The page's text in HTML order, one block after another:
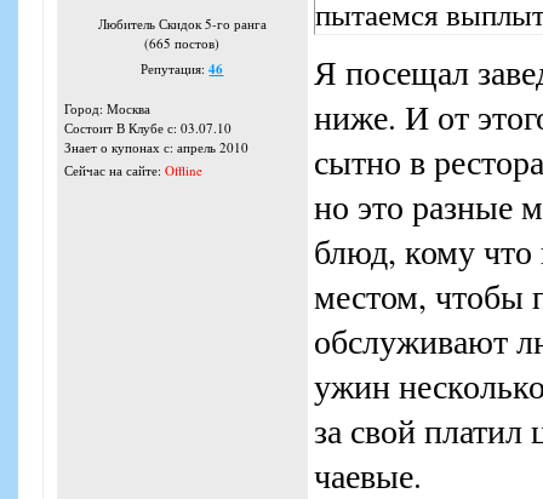
Любитель Скидок 5-го ранга
(665 постов)
Репутация:46
Город: Москва
Состоит В Клубе с: 03.07.10
Знает о купонах с: апрель 2010
Сейчас на сайте: Offline
пытаемся
Я посещал
ниже. И от
сытно в
но это разные
блюд, кому
местом, чтобы
обслуживают
ужин
за свой
чаевые.